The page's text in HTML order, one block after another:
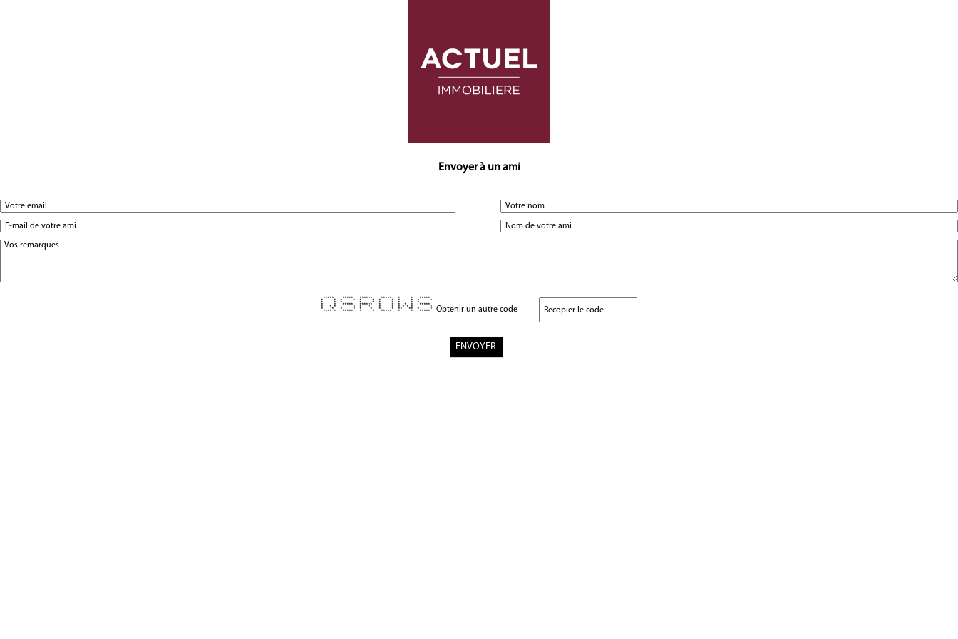
Envoyer à un ami
***** ***** ****** ***** * * *****
* * * * * * * * * * * *
* * * * * * * * * *
* * ***** ****** * * * * * *****
* * * * * * * * * * * * *
* * * * * * * * ** ** * *
**** * ***** * * ***** * * ***** Obtenir un autre code